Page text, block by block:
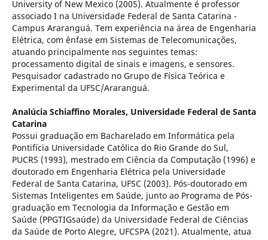
University of New Mexico (2005). Atualmente é professor
associado I na Universidade Federal de Santa Catarina -
Campus Araranguá. Tem experiência na área de Engenharia
Elétrica, com ênfase em Sistemas de Telecomunicações,
atuando principalmente nos seguintes temas:
processamento digital de sinais e imagens, e sensores.
Pesquisador cadastrado no Grupo de Física Teórica e
Experimental da UFSC/Araranguá.
Analúcia Schiaffino Morales, Universidade Federal de Santa
Catarina
Possui graduação em Bacharelado em Informática pela
Pontifícia Universidade Católica do Rio Grande do Sul,
PUCRS (1993), mestrado em Ciência da Computação (1996) e
doutorado em Engenharia Elétrica pela Universidade
Federal de Santa Catarina, UFSC (2003). Pós-doutorado em
Sistemas Inteligentes em Saúde, junto ao Programa de Pós-
graduação em Tecnologia da Informação e Gestão em
Saúde (PPGTIGsaúde) da Universidade Federal de Ciências
da Saúde de Porto Alegre, UFCSPA (2021). Atualmente, atua